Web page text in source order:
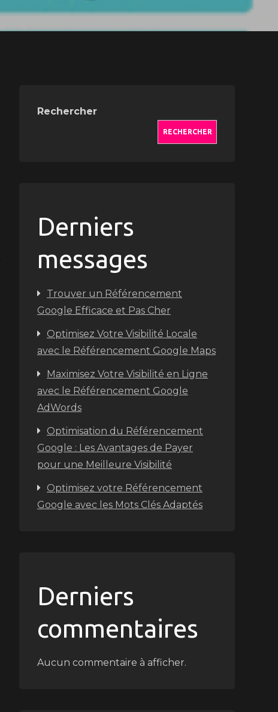
Rechercher
RECHERCHER
Derniers
messages
Trouver un Référencement
Google Efficace et Pas Cher
Optimisez Votre Visibilité Locale
avec le Référencement Google Maps
Maximisez Votre Visibilité en Ligne
avec le Référencement Google
AdWords
Optimisation du Référencement
Google : Les Avantages de Payer
pour une Meilleure Visibilité
Optimisez votre Référencement
Google avec les Mots Clés Adaptés
Derniers
commentaires
Aucun commentaire à afficher.